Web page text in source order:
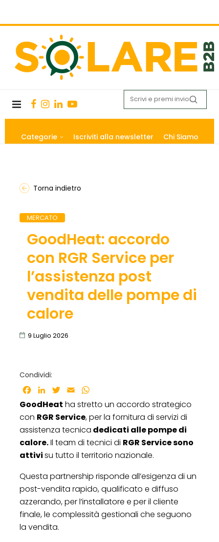
Categorie Iscriviti alla newsletter Chi Siamo
Torna indietro
MERCATO
GoodHeat: accordo
con RGR Service per
l’assistenza post
vendita delle pompe di
calore
9 Luglio 2026
Condividi:
Facebook
LinkedInTwitter
Email
GoodHeat ha stretto un accordo strategico
con RGR Service, per la fornitura di servizi di
assistenza tecnica dedicati alle pompe di
calore.Il team di tecnici di RGR Service sono
attivisu tutto il territorio nazionale.
Questa partnership risponde all’esigenza di un
post-vendita rapido, qualificato e diffuso
azzerando, per l’installatore e per il cliente
finale, le complessità gestionali che seguono
la vendita.